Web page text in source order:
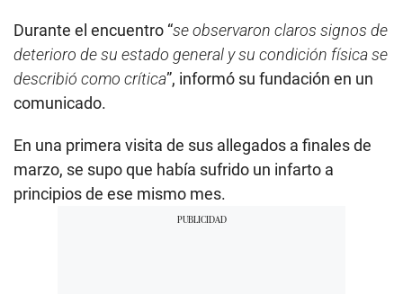
Durante el encuentro “se observaron claros signos de
deterioro de su estado general y su condición física se
describió como crítica”, informó su fundación en un
comunicado.
En una primera visita de sus allegados a finales de
marzo, se supo que había sufrido un infarto a
principios de ese mismo mes.